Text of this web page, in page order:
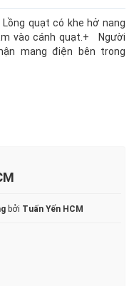
quạt có khe hở nang
vào cánh quạt.+ Người
mang điện bên trong
bởi Tuấn Yến HCM